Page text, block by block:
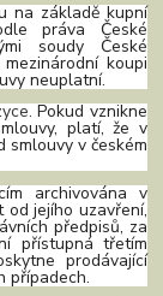
na základě kupní
práva České
soudy České
koupi
neuplatní.
Pokud vznikne
platí, že v
v českém
archivována v
od jejího uzavření,
předpisů, za
přístupná třetím
prodávající
případech.